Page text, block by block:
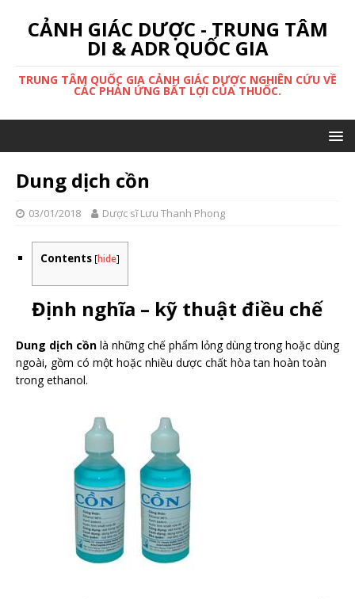
CẢNH GIÁC DƯỢC - TRUNG TÂM
DI & ADR QUỐC GIA
TRUNG TÂM QUỐC GIA CẢNH GIÁC DƯỢC NGHIÊN CỨU VỀ
CÁC PHẢN ỨNG BẤT LỢI CỦA THUỐC.
Dung dịch cồn
03/01/2018 Dược sĩ Lưu Thanh Phong
Contents [hide]
Định nghĩa – kỹ thuật điều chế
Dung dịch cồn là những chế phẩm lỏng dùng trong hoặc dùng
ngoài, gồm có một hoặc nhiều dược chất hòa tan hoàn toàn
trong ethanol.